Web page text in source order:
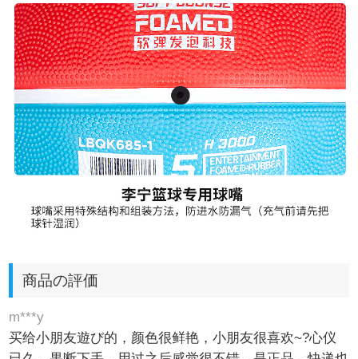
商品の評価
m***y
买给小朋友遊び的，颜色很鲜艳，小朋友很喜欢~?心仪